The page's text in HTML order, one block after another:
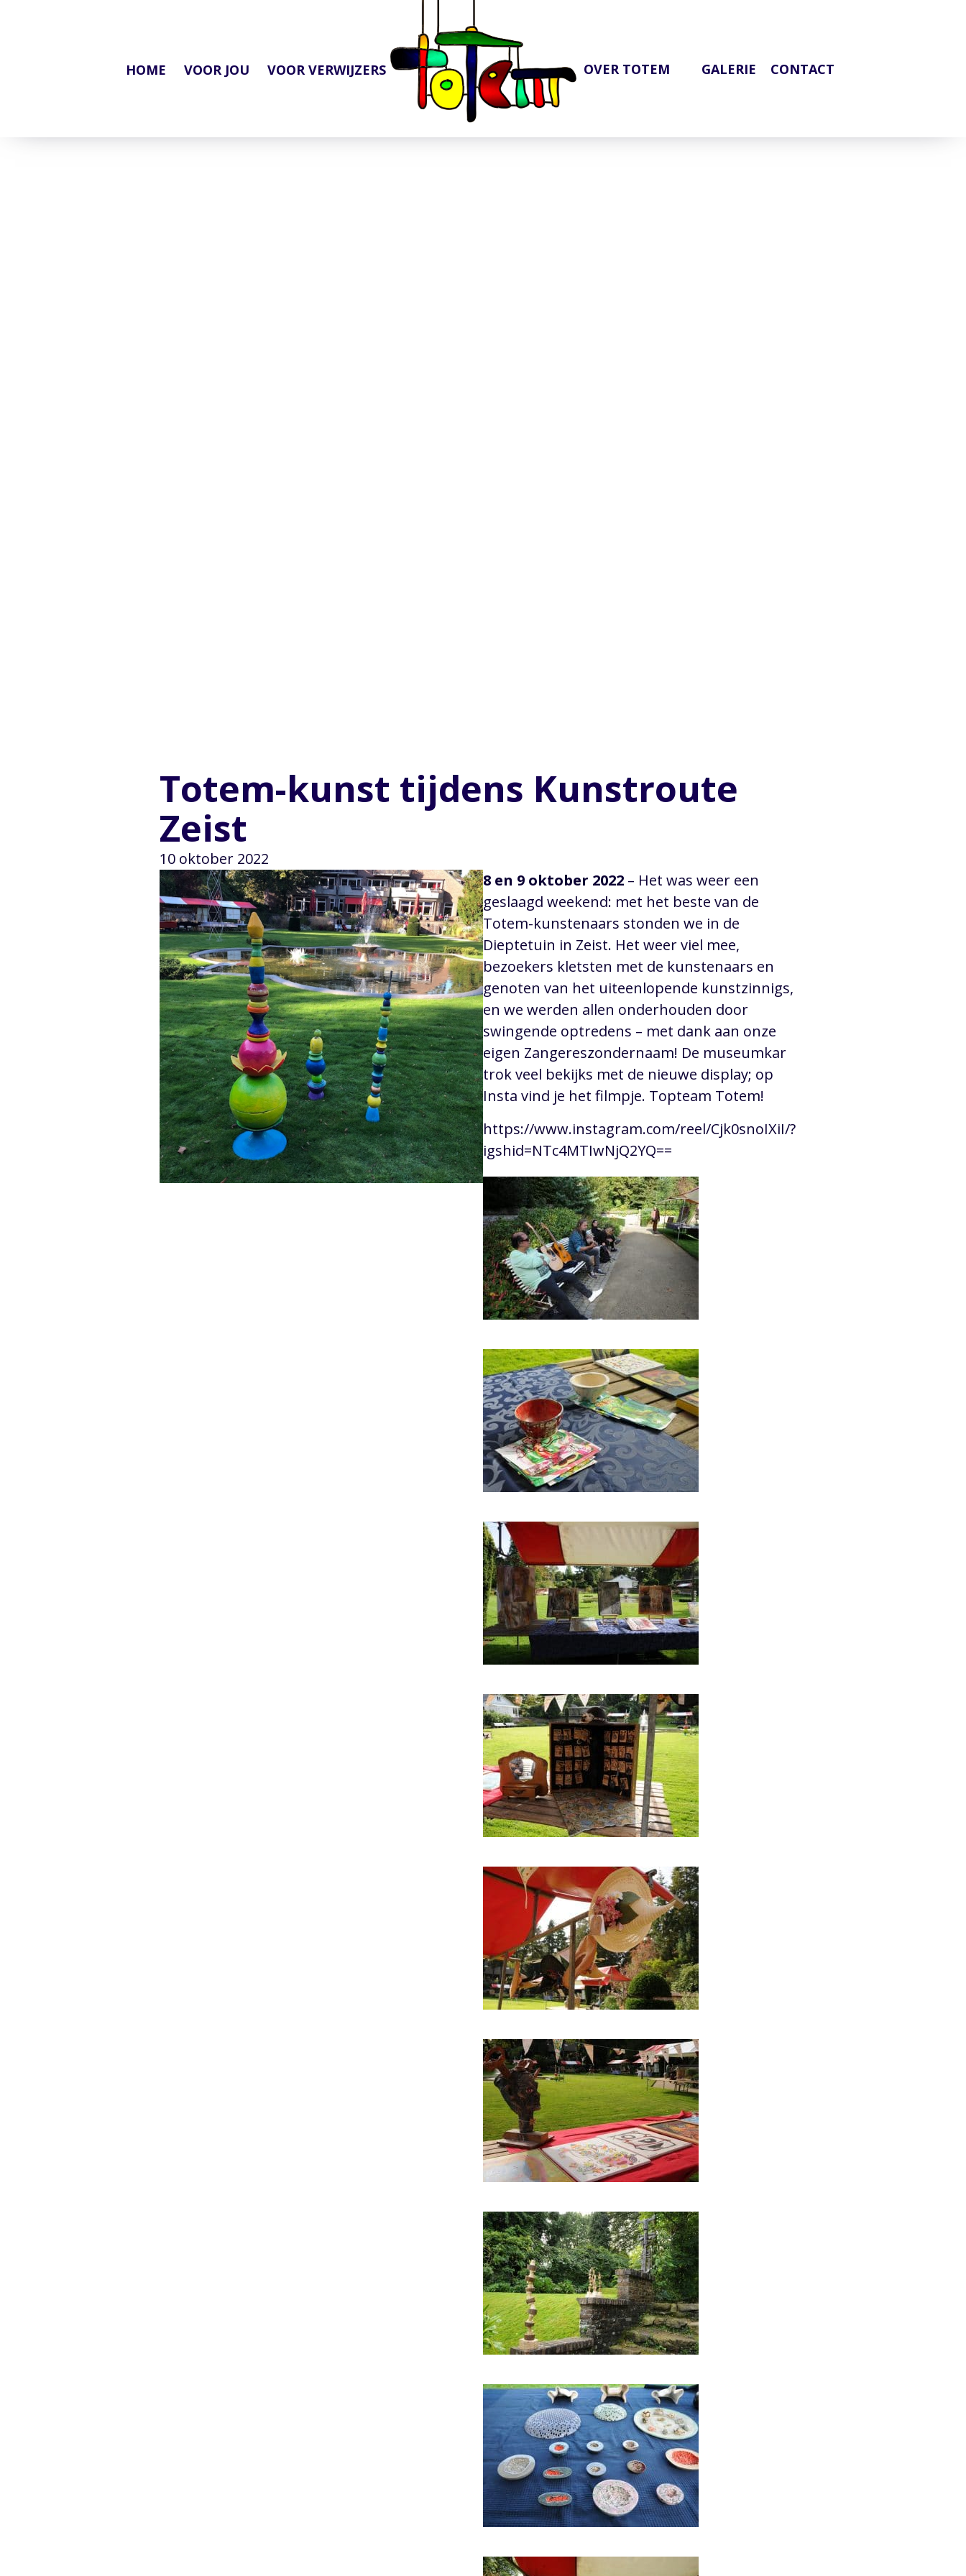
HOME VOOR JOU VOOR VERWIJZERS OVER TOTEM GALERIE CONTACT
Totem-kunst tijdens Kunstroute
Zeist
10 oktober 2022
8 en 9 oktober 2022 – Het was weer een
geslaagd weekend: met het beste van de
Totem-kunstenaars stonden we in de
Dieptetuin in Zeist. Het weer viel mee,
bezoekers kletsten met de kunstenaars en
genoten van het uiteenlopende kunstzinnigs,
en we werden allen onderhouden door
swingende optredens – met dank aan onze
eigen Zangereszondernaam! De museumkar
trok veel bekijks met de nieuwe display; op
Insta vind je het filmpje. Topteam Totem!
https://www.instagram.com/reel/Cjk0snoIXiI/?
igshid=NTc4MTIwNjQ2YQ==